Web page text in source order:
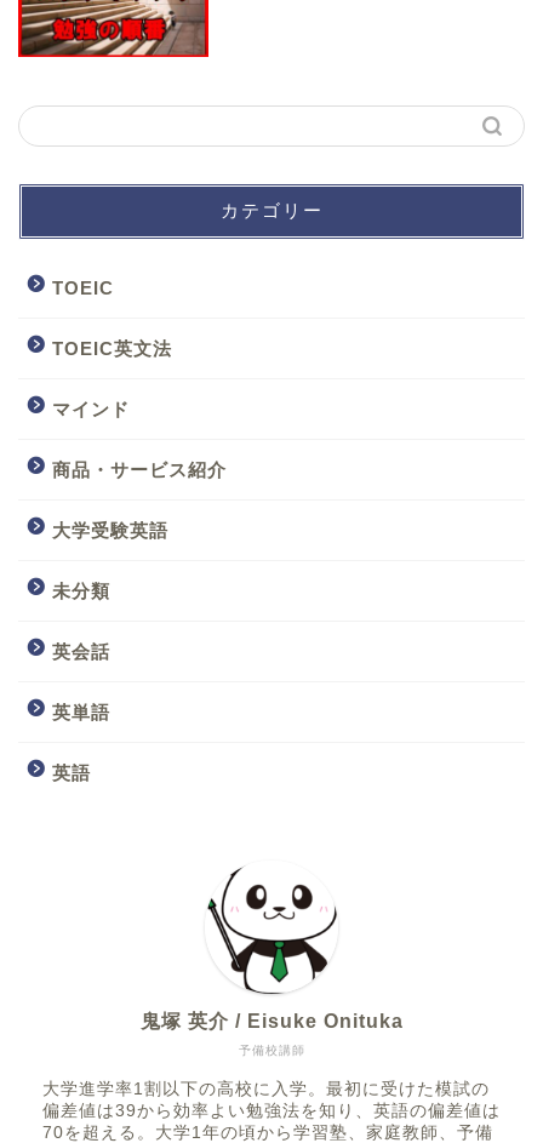
カテゴリー
TOEIC
TOEIC英文法
マインド
商品・サービス紹介
大学受験英語
未分類
英会話
英単語
英語
予備校講師
鬼塚 英介 / Eisuke Onituka
大学進学率1割以下の高校に入学。最初に受けた模試の
偏差値は39から効率よい勉強法を知り、英語の偏差値は
70を超える。大学1年の頃から学習塾、家庭教師、予備